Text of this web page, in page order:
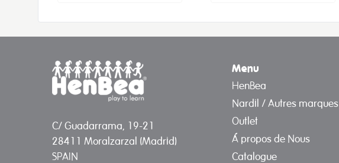
C/ Guadarrama, 19-21
28411 Moralzarzal (Madrid)
SPAIN
Menu
HenBea
Nardil / Autres marques
Outlet
Á propos de Nous
Catalogue